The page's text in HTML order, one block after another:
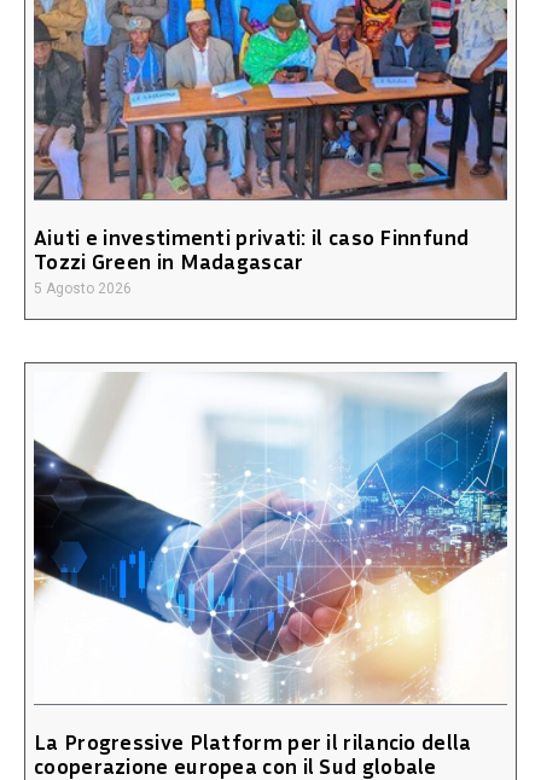
Aiuti e investimenti privati: il caso Finnfund
Tozzi Green in Madagascar
5 Agosto 2026
La Progressive Platform per il rilancio della
cooperazione europea con il Sud globale